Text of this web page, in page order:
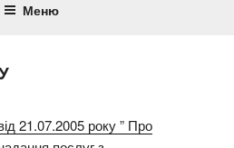
Меню
21.07.2005 року ” Про